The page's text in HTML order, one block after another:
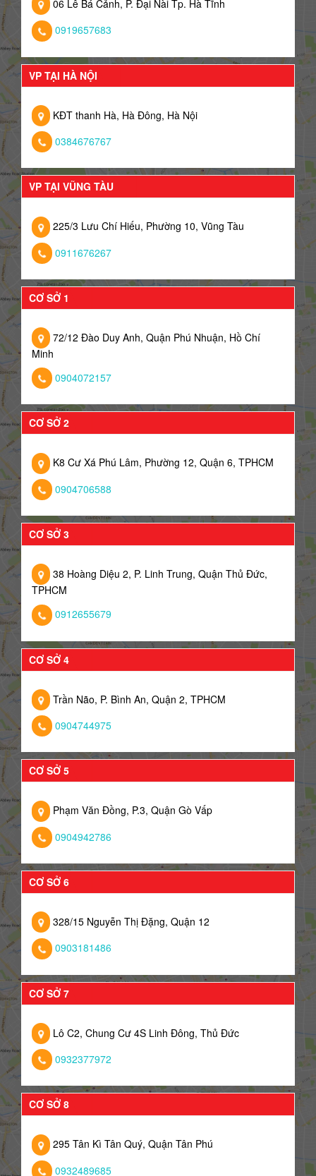
06 Lê Bá Cảnh, P. Đại Nài Tp. Hà Tĩnh
0919657683
VP TẠI HÀ NỘI
KĐT thanh Hà, Hà Đông, Hà Nội
0384676767
VP TẠI VŨNG TÀU
225/3 Lưu Chí Hiếu, Phường 10, Vũng Tàu
0911676267
CƠ SỞ 1
72/12 Đào Duy Anh, Quận Phú Nhuận, Hồ Chí
Minh
0904072157
CƠ SỞ 2
K8 Cư Xá Phú Lâm, Phường 12, Quận 6, TPHCM
0904706588
CƠ SỞ 3
38 Hoàng Diệu 2, P. Linh Trung, Quận Thủ Đức,
TPHCM
0912655679
CƠ SỞ 4
Trần Não, P. Bình An, Quận 2, TPHCM
0904744975
CƠ SỞ 5
Phạm Văn Đồng, P.3, Quận Gò Vấp
0904942786
CƠ SỞ 6
328/15 Nguyễn Thị Đặng, Quận 12
0903181486
CƠ SỞ 7
Lô C2, Chung Cư 4S Linh Đông, Thủ Đức
0932377972
CƠ SỞ 8
295 Tân Kì Tân Quý, Quận Tân Phú
0932489685